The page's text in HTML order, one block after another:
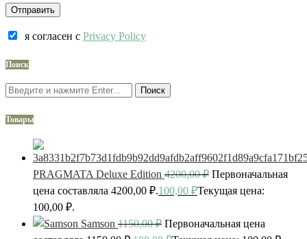
я согласен c Privacy Policy
Поиск
Поиск
Товары
PRAGMATA Deluxe Edition 4200,00₽ Первоначальная
цена составляла 4200,00 ₽.100,00 ₽Текущая цена:
100,00 ₽.
Samson 1150,00₽ Первоначальная цена